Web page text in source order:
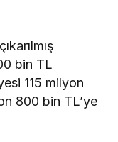
bin TL
115 milyon
800 bin TL’ye